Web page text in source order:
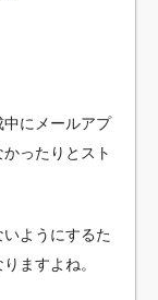
にメールアプ
ったりとスト
ようにするた
ますよね。